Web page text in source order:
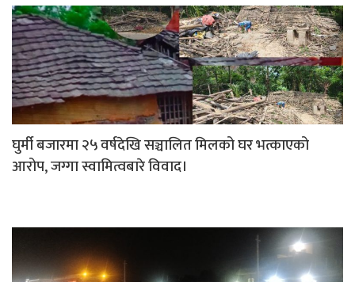
घुर्मी बजारमा २५ वर्षदेखि सञ्चालित मिलको घर भत्काएको
आरोप, जग्गा स्वामित्वबारे विवाद।